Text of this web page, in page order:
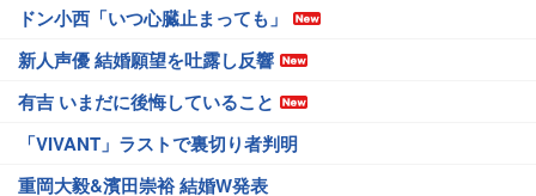
ドン小西「いつ心臓止まっても」
新人声優 結婚願望を吐露し反響
有吉 いまだに後悔していること
「VIVANT」ラストで裏切り者判明
重岡大毅&濱田崇裕 結婚W発表